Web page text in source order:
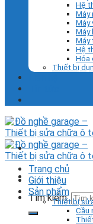
Hệ
Máy
Máy
Máy
Máy
Hệ
Hóa
Thiết bị
Tìm kiếm:
Trang chủ
Giới thiệu
Sản phẩm
Thiết bị
Cầu